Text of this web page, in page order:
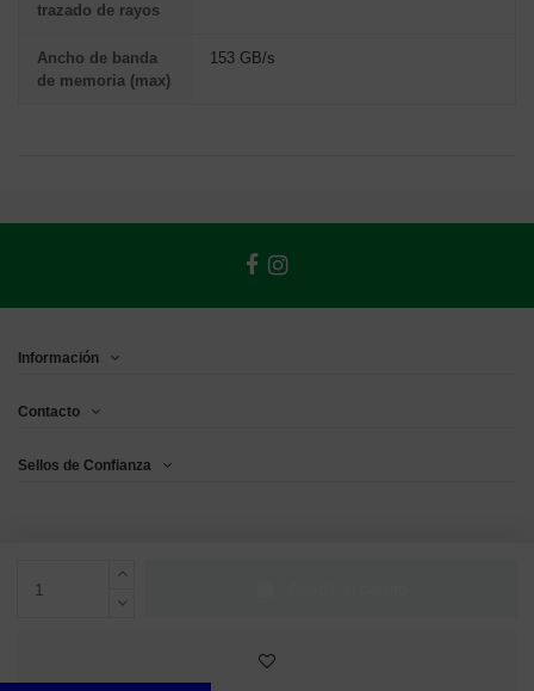
trazado de rayos
Ancho de banda
de memoria (max)
153 GB/s
Información
Contacto
Sellos de Confianza